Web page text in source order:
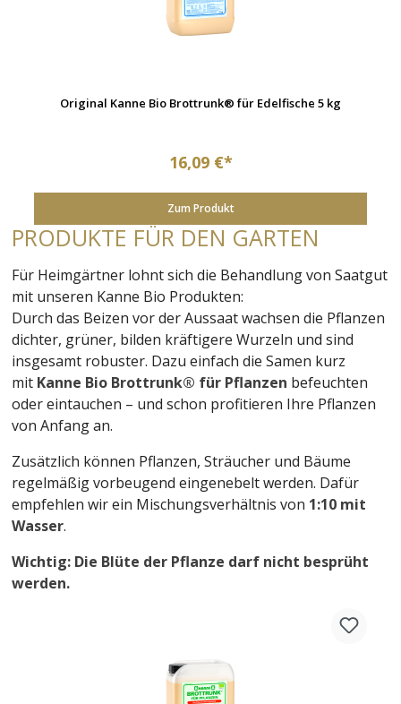
Original Kanne Bio Brottrunk® für Edelfische 5 kg
16,09 €*
Zum Produkt
PRODUKTE FÜR DEN GARTEN
Für Heimgärtner lohnt sich die Behandlung von Saatgut
mit unseren Kanne Bio Produkten:
Durch das Beizen vor der Aussaat wachsen die Pflanzen
dichter, grüner, bilden kräftigere Wurzeln und sind
insgesamt robuster. Dazu einfach die Samen kurz
mit Kanne Bio Brottrunk® für Pflanzen befeuchten
oder eintauchen – und schon profitieren Ihre Pflanzen
von Anfang an.
Zusätzlich können Pflanzen, Sträucher und Bäume
regelmäßig vorbeugend eingenebelt werden. Dafür
empfehlen wir ein Mischungsverhältnis von 1:10 mit
Wasser.
Wichtig: Die Blüte der Pflanze darf nicht besprüht
werden.